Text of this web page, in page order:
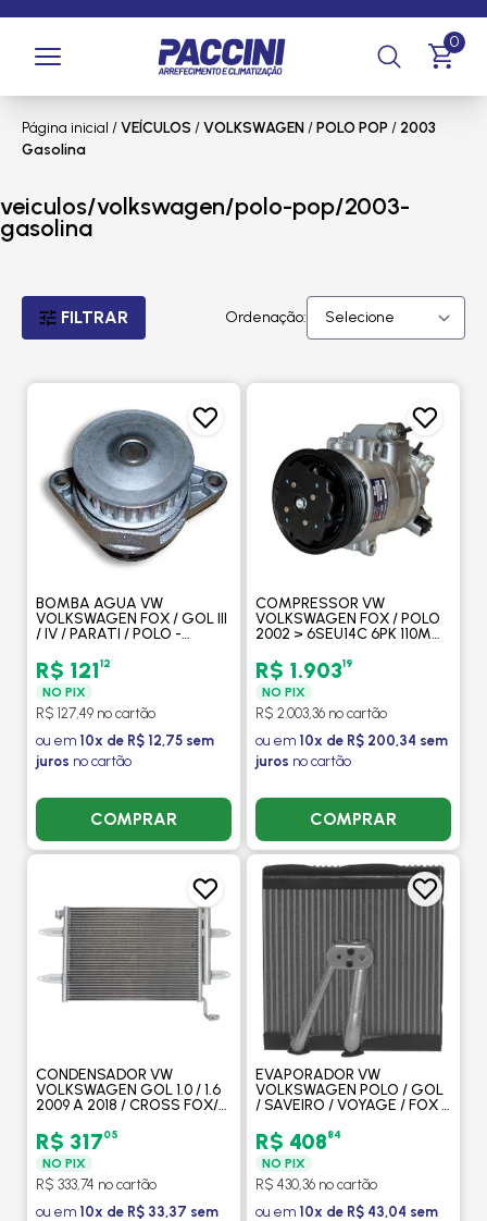
0
Página inicial /VEÍCULOS /VOLKSWAGEN/POLO POP / 2003
Gasolina
veiculos/volkswagen/polo-pop/2003-
gasolina
FILTRAR Ordenação:
BOMBA AGUA VW
VOLKSWAGEN FOX / GOL III
/ IV / PARATI / POLO -
R$ 12112
NO PIX
R$ 127,49 no cartão
ou em 10x de R$ 12,75 sem
juros no cartão
COMPRAR
COMPRESSOR VW
VOLKSWAGEN FOX / POLO
2002 > 6SEU14C 6PK 110MM
PROCOOLER
R$ 1.90319
NO PIX
R$ 2.003,36 no cartão
ou em 10x de R$ 200,34 sem
juros no cartão
COMPRAR
CONDENSADOR VW
VOLKSWAGEN GOL 1.0 / 1.6
2009 A 2018 / CROSS FOX/
POLO / SAVEIRO / SEAT
IBIZA - PROCOOLER
R$ 31705
NO PIX
R$ 333,74 no cartão
ou em 10x de R$ 33,37 sem
EVAPORADOR VW
VOLKSWAGEN POLO / GOL
/ SAVEIRO / VOYAGE / FOX /
- PROCOOLER
R$ 40884
NO PIX
R$ 430,36 no cartão
ou em 10x de R$ 43,04 sem